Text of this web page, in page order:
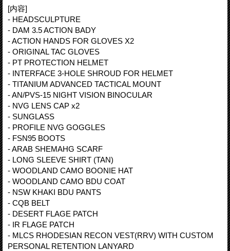
[内容]
- HEADSCULPTURE
- DAM 3.5 ACTION BADY
- ACTION HANDS FOR GLOVES X2
- ORIGINAL TAC GLOVES
- PT PROTECTION HELMET
- INTERFACE 3-HOLE SHROUD FOR HELMET
- TITANIUM ADVANCED TACTICAL MOUNT
- AN/PVS-15 NIGHT VISION BINOCULAR
- NVG LENS CAP x2
- SUNGLASS
- PROFILE NVG GOGGLES
- FSN95 BOOTS
- ARAB SHEMAHG SCARF
- LONG SLEEVE SHIRT (TAN)
- WOODLAND CAMO BOONIE HAT
- WOODLAND CAMO BDU COAT
- NSW KHAKI BDU PANTS
- CQB BELT
- DESERT FLAGE PATCH
- IR FLAGE PATCH
- MLCS RHODESIAN RECON VEST(RRV) WITH CUSTOM
PERSONAL RETENTION LANYARD